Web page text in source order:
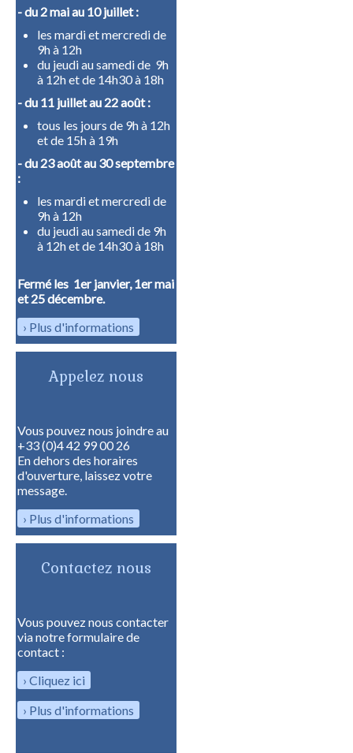
- du 2 mai au 10 juillet :
les mardi et mercredi de
9h à 12h
du jeudi au samedi de 9h
à 12h et de 14h30 à 18h
- du 11 juillet au 22 août :
tous les jours de 9h à 12h
et de 15h à 19h
- du 23 août au 30 septembre
:
les mardi et mercredi de
9h à 12h
du jeudi au samedi de 9h
à 12h et de 14h30 à 18h
Fermé les 1er janvier, 1er mai
et 25 décembre.
Plus d'informations
Appelez nous
Vous pouvez nous joindre au
+33 (0)4 42 99 00 26
En dehors des horaires
d'ouverture, laissez votre
message.
Plus d'informations
Contactez nous
Vous pouvez nous contacter
via notre formulaire de
contact :
Cliquez ici
Plus d'informations